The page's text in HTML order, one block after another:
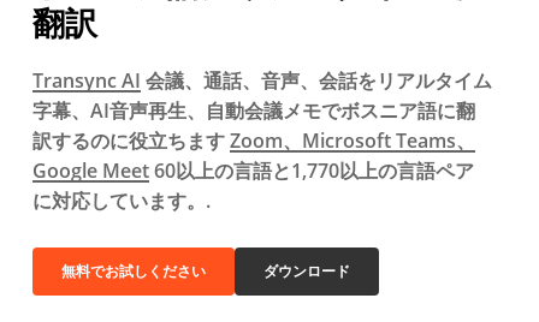
翻訳
Transync AI 会議、通話、音声、会話をリアルタイム
字幕、AI音声再生、自動会議メモでボスニア語に翻
訳するのに役立ちますZoom、Microsoft Teams、
Google Meet60以上の言語と1,770以上の言語ペア
に対応しています。.
無料でお試しください ダウンロード